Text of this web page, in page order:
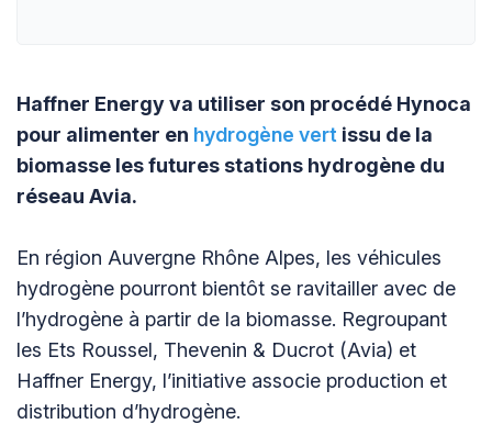
Haffner Energy va utiliser son procédé Hynoca
pour alimenter en hydrogène vert issu de la
biomasse les futures stations hydrogène du
réseau Avia.
En région Auvergne Rhône Alpes, les véhicules
hydrogène pourront bientôt se ravitailler avec de
l’hydrogène à partir de la biomasse. Regroupant
les Ets Roussel, Thevenin & Ducrot (Avia) et
Haffner Energy, l’initiative associe production et
distribution d’hydrogène.